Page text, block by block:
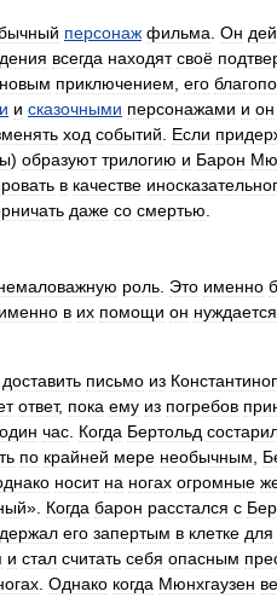
персонаж фильма Он
всегда находят своё
новым приключением его
и сказочными персонажами и он
ход событий Если
) образуют трилогию и Барон
в качестве
даже со смертью
роль Это именно
именно в их помощи он нуждается
доставить письмо из
ответ, пока ему из погребов
один час Когда Бертольд
по крайней мере необычным
носит на ногах огромные
». Когда барон расстался с
его запертым в клетке для
и стал считать себя опасным
Однако когда Мюнхгаузен